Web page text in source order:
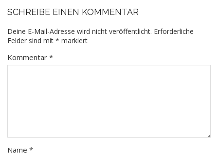
SCHREIBE EINEN KOMMENTAR
Deine E-Mail-Adresse wird nicht veröffentlicht. Erforderliche
Felder sind mit * markiert
Kommentar *
Name *